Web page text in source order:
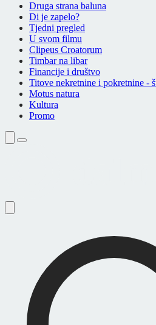
Druga strana baluna
Di je zapelo?
Tjedni pregled
U svom filmu
Clipeus Croatorum
Timbar na libar
Financije i društvo
Titove nekretnine i pokretnine -
Motus natura
Kultura
Promo